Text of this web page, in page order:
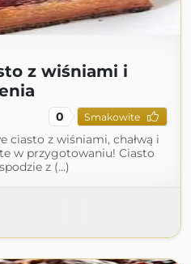
z wiśniami i
0 Smakowite
ciasto z wiśniami, chałwą i
w przygotowaniu! Ciasto
z (...)